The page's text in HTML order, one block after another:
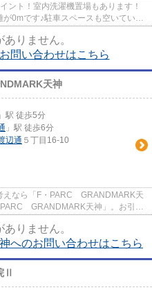
ント！室内洗濯機置場もあります！
0mです♪駐車スペースも空いている
りません。
問い合わせはこちら
天神
」駅 徒歩5分
」駅 徒歩6分
辺通 ５丁目16-10
えなら「F・PARC GRANDMARK天
GRANDMARK天神」。お引っ
...
りません。
へのお問い合わせはこちら
Ⅱ